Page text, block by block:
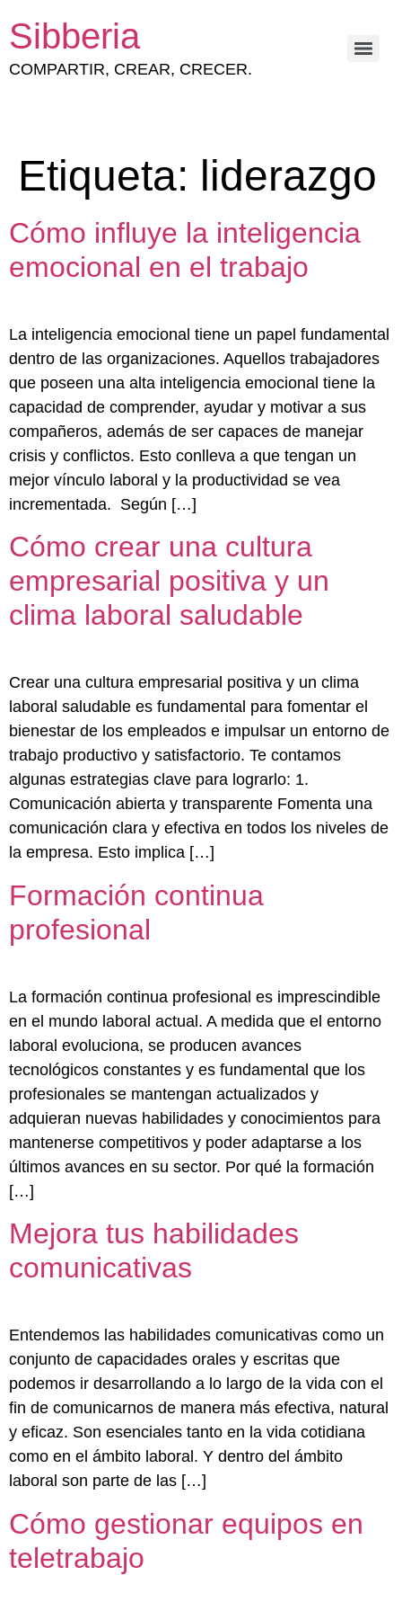
Sibberia
COMPARTIR, CREAR, CRECER.
Etiqueta: liderazgo
Cómo influye la inteligencia
emocional en el trabajo
La inteligencia emocional tiene un papel fundamental
dentro de las organizaciones. Aquellos trabajadores
que poseen una alta inteligencia emocional tiene la
capacidad de comprender, ayudar y motivar a sus
compañeros, además de ser capaces de manejar
crisis y conflictos. Esto conlleva a que tengan un
mejor vínculo laboral y la productividad se vea
incrementada. Según […]
Cómo crear una cultura
empresarial positiva y un
clima laboral saludable
Crear una cultura empresarial positiva y un clima
laboral saludable es fundamental para fomentar el
bienestar de los empleados e impulsar un entorno de
trabajo productivo y satisfactorio. Te contamos
algunas estrategias clave para lograrlo: 1.
Comunicación abierta y transparente Fomenta una
comunicación clara y efectiva en todos los niveles de
la empresa. Esto implica […]
Formación continua
profesional
La formación continua profesional es imprescindible
en el mundo laboral actual. A medida que el entorno
laboral evoluciona, se producen avances
tecnológicos constantes y es fundamental que los
profesionales se mantengan actualizados y
adquieran nuevas habilidades y conocimientos para
mantenerse competitivos y poder adaptarse a los
últimos avances en su sector. Por qué la formación
[…]
Mejora tus habilidades
comunicativas
Entendemos las habilidades comunicativas como un
conjunto de capacidades orales y escritas que
podemos ir desarrollando a lo largo de la vida con el
fin de comunicarnos de manera más efectiva, natural
y eficaz. Son esenciales tanto en la vida cotidiana
como en el ámbito laboral. Y dentro del ámbito
laboral son parte de las […]
Cómo gestionar equipos en
teletrabajo